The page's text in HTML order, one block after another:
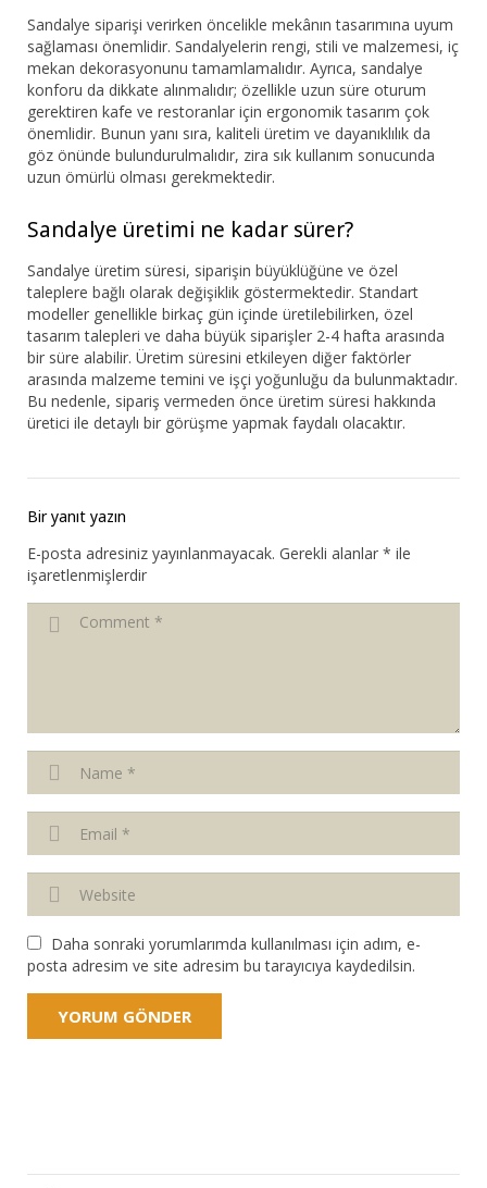
Sandalye siparişi verirken öncelikle mekânın tasarımına uyum
sağlaması önemlidir. Sandalyelerin rengi, stili ve malzemesi, iç
mekan dekorasyonunu tamamlamalıdır. Ayrıca, sandalye
konforu da dikkate alınmalıdır; özellikle uzun süre oturum
gerektiren kafe ve restoranlar için ergonomik tasarım çok
önemlidir. Bunun yanı sıra, kaliteli üretim ve dayanıklılık da
göz önünde bulundurulmalıdır, zira sık kullanım sonucunda
uzun ömürlü olması gerekmektedir.
Sandalye üretimi ne kadar sürer?
Sandalye üretim süresi, siparişin büyüklüğüne ve özel
taleplere bağlı olarak değişiklik göstermektedir. Standart
modeller genellikle birkaç gün içinde üretilebilirken, özel
tasarım talepleri ve daha büyük siparişler 2-4 hafta arasında
bir süre alabilir. Üretim süresini etkileyen diğer faktörler
arasında malzeme temini ve işçi yoğunluğu da bulunmaktadır.
Bu nedenle, sipariş vermeden önce üretim süresi hakkında
üretici ile detaylı bir görüşme yapmak faydalı olacaktır.
Bir yanıt yazın
E-posta adresiniz yayınlanmayacak. Gerekli alanlar * ile
işaretlenmişlerdir
Daha sonraki yorumlarımda kullanılması için adım, e-
posta adresim ve site adresim bu tarayıcıya kaydedilsin.